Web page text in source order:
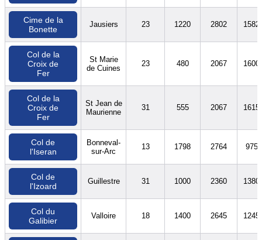
Cime de la
Bonette
Jausiers 23 1220 2802 1582
Col de la
Croix de
Fer
St Marie
de Cuines
23 480 2067 1600
Col de la
Croix de
Fer
St Jean de
Maurienne
31 555 2067 1615
Col de
l'Iseran
Bonneval-
sur-Arc
13 1798 2764 975
Col de
l'Izoard
Guillestre 31 1000 2360 1380
Col du
Galibier
Valloire 18 1400 2645 1245